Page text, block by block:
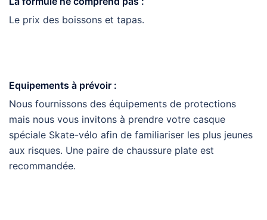
Le prix des boissons et tapas.
Equipements à prévoir :
Nous fournissons des équipements de protections
mais nous vous invitons à prendre votre casque
spéciale Skate-vélo afin de familiariser les plus jeunes
aux risques. Une paire de chaussure plate est
recommandée.